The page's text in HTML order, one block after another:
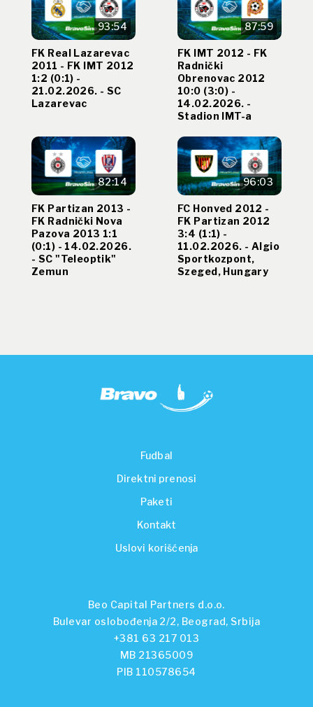
93:54
FK Real Lazarevac
2011 - FK IMT 2012
1:2 (0:1) -
21.02.2026. - SC
Lazarevac
87:59
FK IMT 2012 - FK
Radnički
Obrenovac 2012
10:0 (3:0) -
14.02.2026. -
Stadion IMT-a
82:14
FK Partizan 2013 -
FK Radnički Nova
Pazova 2013 1:1
(0:1) - 14.02.2026.
- SC "Teleoptik"
Zemun
96:03
FC Honved 2012 -
FK Partizan 2012
3:4 (1:1) -
11.02.2026. - Algio
Sportkozpont,
Szeged, Hungary
Fudbal
Direktni prenosi
Paketi
Kontakt
Uslovi korišćenja
Beo Capital Partners d.o.o.
Bulevar oslobođenja 2/2, Beograd, Srbija
+381 63 217 013
MB 21365009
PIB 110578654